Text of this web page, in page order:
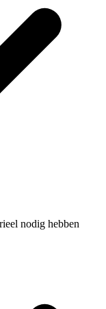
nodig hebben